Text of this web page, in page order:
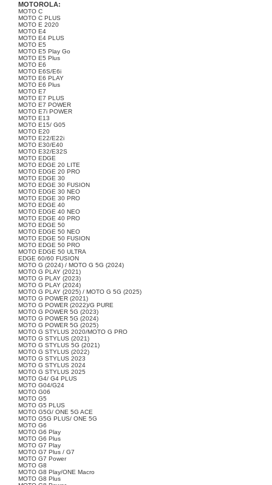
MOTOROLA:
MOTO C
MOTO C PLUS
MOTO E 2020
MOTO E4
MOTO E4 PLUS
MOTO E5
MOTO E5 Play Go
MOTO E5 Plus
MOTO E6
MOTO E6S/E6i
MOTO E6 PLAY
MOTO E6 Plus
MOTO E7
MOTO E7 PLUS
MOTO E7 POWER
MOTO E7i POWER
MOTO E13
MOTO E15/ G05
MOTO E20
MOTO E22/E22i
MOTO E30/E40
MOTO E32/E32S
MOTO EDGE
MOTO EDGE 20 LITE
MOTO EDGE 20 PRO
MOTO EDGE 30
MOTO EDGE 30 FUSION
MOTO EDGE 30 NEO
MOTO EDGE 30 PRO
MOTO EDGE 40
MOTO EDGE 40 NEO
MOTO EDGE 40 PRO
MOTO EDGE 50
MOTO EDGE 50 NEO
MOTO EDGE 50 FUSION
MOTO EDGE 50 PRO
MOTO EDGE 50 ULTRA
EDGE 60/60 FUSION
MOTO G (2024) / MOTO G 5G (2024)
MOTO G PLAY (2021)
MOTO G PLAY (2023)
MOTO G PLAY (2024)
MOTO G PLAY (2025) / MOTO G 5G (2025)
MOTO G POWER (2021)
MOTO G POWER (2022)/G PURE
MOTO G POWER 5G (2023)
MOTO G POWER 5G (2024)
MOTO G POWER 5G (2025)
MOTO G STYLUS 2020/MOTO G PRO
MOTO G STYLUS (2021)
MOTO G STYLUS 5G (2021)
MOTO G STYLUS (2022)
MOTO G STYLUS 2023
MOTO G STYLUS 2024
MOTO G STYLUS 2025
MOTO G4/ G4 PLUS
MOTO G04/G24
MOTO G06
MOTO G5
MOTO G5 PLUS
MOTO G5G/ ONE 5G ACE
MOTO G5G PLUS/ ONE 5G
MOTO G6
MOTO G6 Play
MOTO G6 Plus
MOTO G7 Play
MOTO G7 Plus / G7
MOTO G7 Power
MOTO G8
MOTO G8 Play/ONE Macro
MOTO G8 Plus